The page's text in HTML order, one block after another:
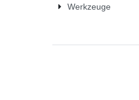
Werkzeuge